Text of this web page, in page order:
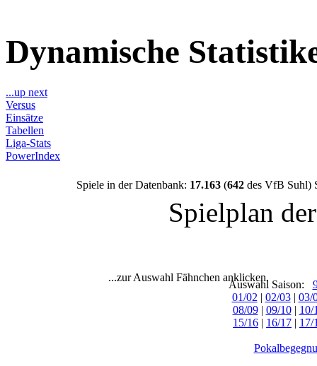
Dynamische
...up next
Versus
Einsätze
Tabellen
Liga-Stats
PowerIndex
Spiele in der Datenbank: 17.163(642des VfB Suhl)
Spielplan
...zur Auswahl Fähnchen anklicken.
Auswahl Saison:
01/02 | 02/03| 03/
08/09| 09/10| 10/
15/16 | 16/17 | 17/